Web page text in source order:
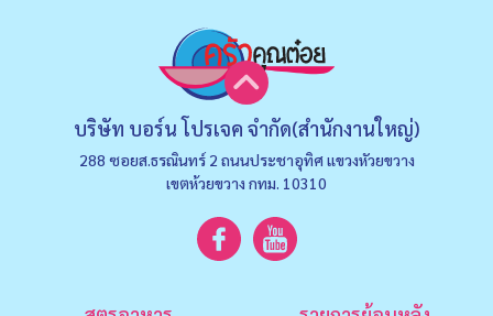
บริษัท บอร์น โปรเจค จำกัด(สำนักงานใหญ่)
288 ซอยส.ธรณินทร์ 2 ถนนประชาอุทิศ แขวงหัวยขวาง
เขตห้วยขวาง กทม. 10310